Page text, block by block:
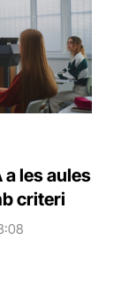
a les aules
criteri